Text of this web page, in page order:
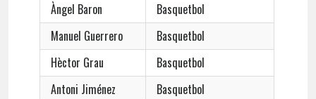
Àngel Baron
Basquetbol
Manuel Guerrero
Basquetbol
Hèctor Grau
Basquetbol
Antoni Jiménez
Basquetbol